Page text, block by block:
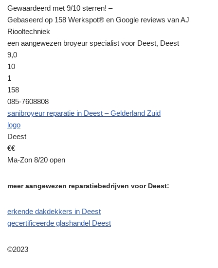
Gewaardeerd met 9/10 sterren! –
Gebaseerd op 158 Werkspot® en Google reviews van AJ
Riooltechniek
een aangewezen broyeur specialist voor Deest, Deest
9,0
10
1
158
085-7608808
sanibroyeur reparatie in Deest – Gelderland Zuid
logo
Deest
€€
Ma-Zon 8/20 open
meer aangewezen reparatiebedrijven voor Deest:
erkende dakdekkers in Deest
gecertificeerde glashandel Deest
©2023